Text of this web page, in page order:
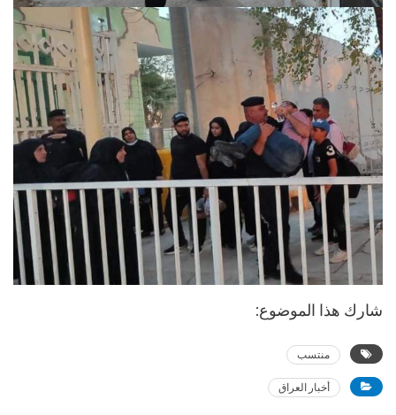
شارك هذا الموضوع:
منتسب
أخبار العراق